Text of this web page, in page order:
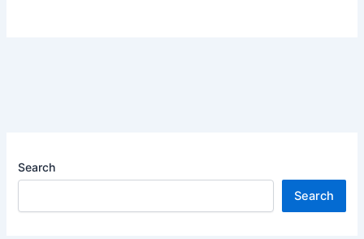
Search
Search